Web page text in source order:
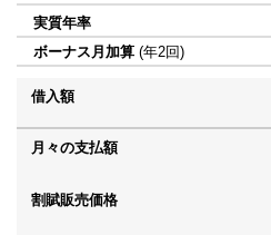
実質年率
ボーナス月加算 (年2回)
借入額
月々の支払額
割賦販売価格